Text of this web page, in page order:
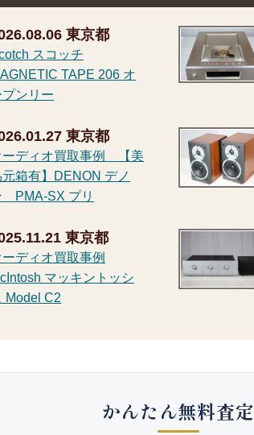
東京都
スコッチ
TAPE 206 オ
プンリー
東京都
ーディオ買取事例 【美
元箱有】DENON デノ
PMA-SX プリ
東京都
ーディオ買取事例
マッキントッシ
Model C2
かんたん無料査定